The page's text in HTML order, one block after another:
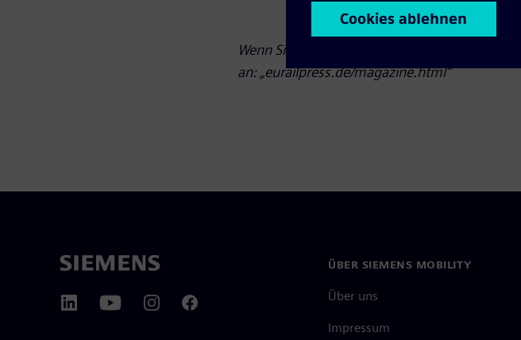
Wenn Sie den Text verlinken und/oder
an: „eurailpress.de/magazine.html“
ÜBER SIEMENS MOBILITY
Über uns
Impressum